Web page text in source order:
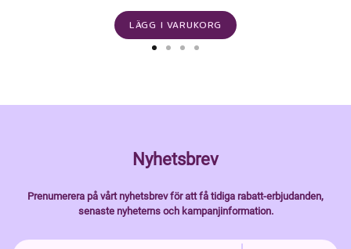
LÄGG I VARUKORG
Nyhetsbrev
Prenumerera på vårt nyhetsbrev för att få tidiga rabatt-erbjudanden,
senaste nyheterns och kampanjinformation.